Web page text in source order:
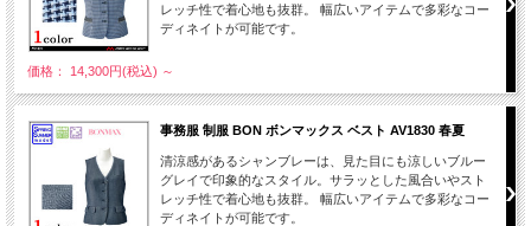
レッチ性で着心地も抜群。 幅広いアイテムで多彩なコー
ディネイトが可能です。
価格： 14,300円(税込) ～
事務服 制服 BON ボンマックス ベスト AV1830 春夏
清涼感があるシャンブレーは、見た目にも涼しいブルー
グレイで印象的なスタイル。サラッとした風合いやスト
レッチ性で着心地も抜群。 幅広いアイテムで多彩なコー
ディネイトが可能です。